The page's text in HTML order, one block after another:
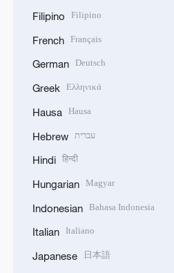
Filipino Filipino
French Français
German Deutsch
Greek Ελληνικά
Hausa Hausa
Hebrew עברית
Hindi हिन्दी
Hungarian Magyar
Indonesian Bahasa Indonesia
Italian Italiano
Japanese
日本語